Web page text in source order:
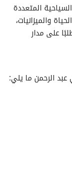
المتعددة
والميزانيات،
على مدار
الرحمن ما يلي: